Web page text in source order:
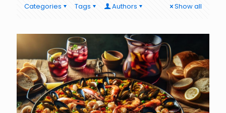
Categories Tags Authors Show all